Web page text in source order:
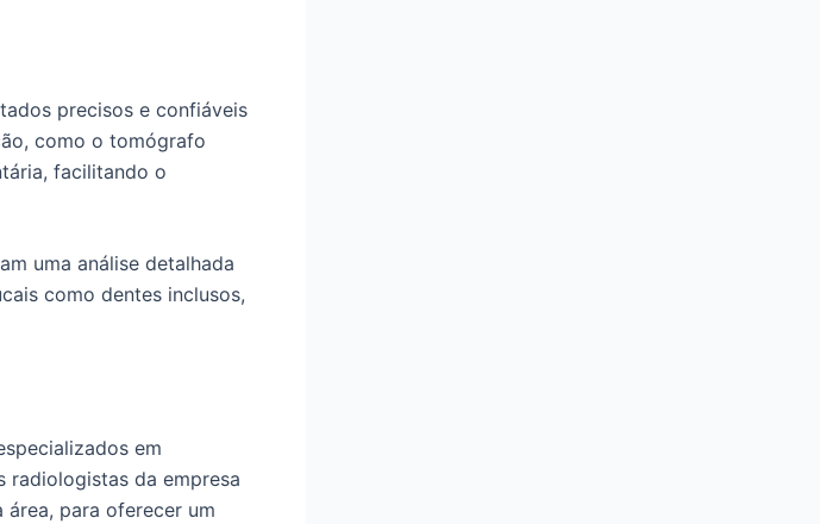
precisos e confiáveis
como o tomógrafo
facilitando o
uma análise detalhada
como dentes inclusos,
em
radiologistas da empresa
para oferecer um